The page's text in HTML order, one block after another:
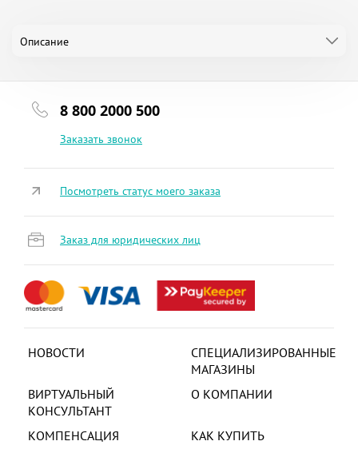
Описание
8 800 2000 500
Заказать звонок
НОВОСТИ
СПЕЦИАЛИЗИРОВАННЫЕ
МАГАЗИНЫ
ВИРТУАЛЬНЫЙ
КОНСУЛЬТАНТ
О КОМПАНИИ
КОМПЕНСАЦИЯ
КАК КУПИТЬ
Посмотреть статус моего заказа
Заказ для юридических лиц